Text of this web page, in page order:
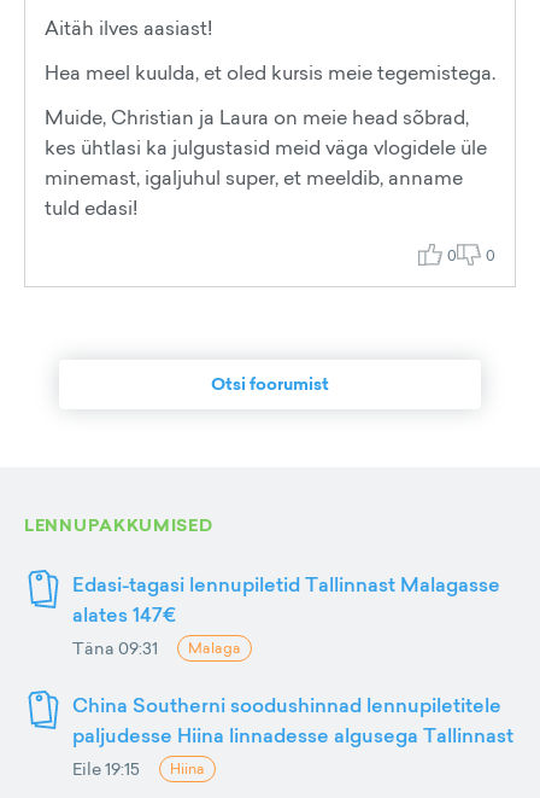
Aitäh ilves aasiast!
Hea meel kuulda, et oled kursis meie tegemistega.
Muide, Christian ja Laura on meie head sõbrad,
kes ühtlasi ka julgustasid meid väga vlogidele üle
minemast, igaljuhul super, et meeldib, anname
tuld edasi!
0 0
Otsi foorumist
LENNUPAKKUMISED
Edasi-tagasi lennupiletid Tallinnast Malagasse
alates 147€
Täna 09:31 Malaga
China Southerni soodushinnad lennupiletitele
paljudesse Hiina linnadesse algusega Tallinnast
Eile 19:15 Hiina